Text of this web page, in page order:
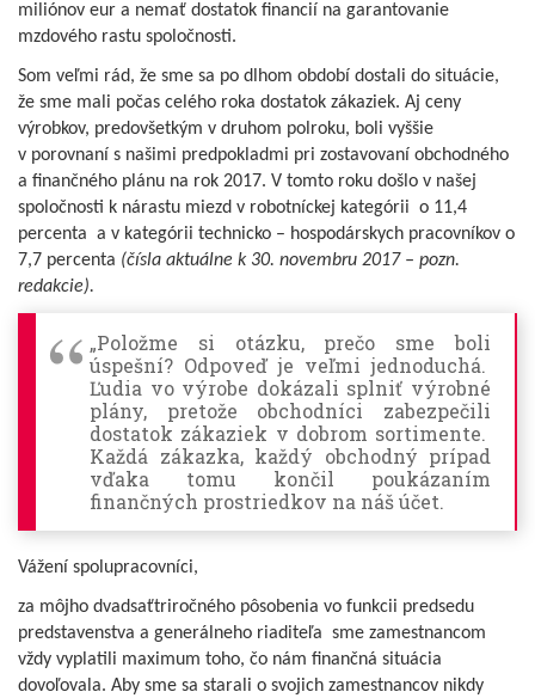
miliónov eur a nemať dostatok financií na garantovanie
mzdového rastu spoločnosti.
Som veľmi rád, že sme sa po dlhom období dostali do situácie,
že sme mali počas celého roka dostatok zákaziek. Aj ceny
výrobkov, predovšetkým v druhom polroku, boli vyššie
v porovnaní s našimi predpokladmi pri zostavovaní obchodného
a finančného plánu na rok 2017. V tomto roku došlo v našej
spoločnosti k nárastu miezd v robotníckej kategórii o 11,4
percenta a v kategórii technicko – hospodárskych pracovníkov o
7,7 percenta (čísla aktuálne k 30. novembru 2017 – pozn.
redakcie).
„Položme si otázku, prečo sme boli
úspešní? Odpoveď je veľmi jednoduchá.
Ľudia vo výrobe dokázali splniť výrobné
plány, pretože obchodníci zabezpečili
dostatok zákaziek v dobrom sortimente.
Každá zákazka, každý obchodný prípad
vďaka tomu končil poukázaním
finančných prostriedkov na náš účet.
Vážení spolupracovníci,
za môjho dvadsaťtriročného pôsobenia vo funkcii predsedu
predstavenstva a generálneho riaditeľa sme zamestnancom
vždy vyplatili maximum toho, čo nám finančná situácia
dovoľovala. Aby sme sa starali o svojich zamestnancov nikdy